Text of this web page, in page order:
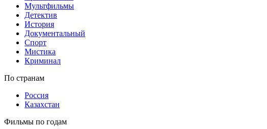
Мультфильмы
Детектив
История
Документальный
Спорт
Мистика
Криминал
По странам
Россия
Казахстан
Фильмы по годам